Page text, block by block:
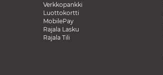
Verkkopankki
Luottokortti
MobilePay
Rajala Lasku
Rajala Tili